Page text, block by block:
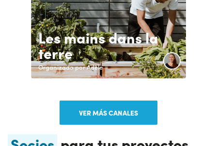
Les mains dans la
terre
Organizado por Adèle
VER MÁS CANALES